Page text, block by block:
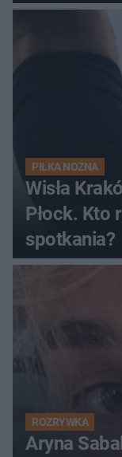
PIŁKA NOŻNA
Wisła
Płock. Kto
spotkania?
ROZRYWKA
Aryna